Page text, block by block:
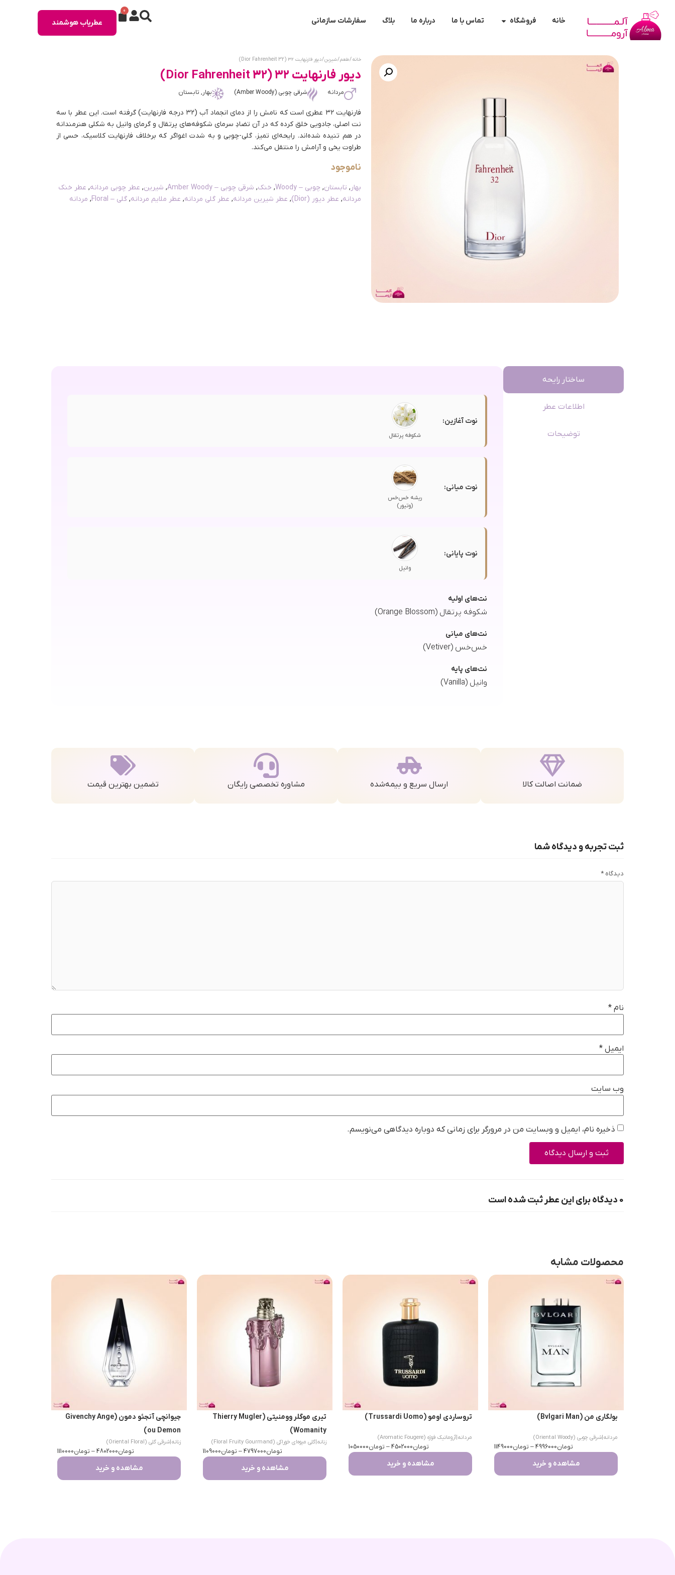
خانه فروشگاه تماس با ما درباره ما بلاگ سفارشات سازمانی
0
عطریاب هوشمند
خانه/طعم/شیرین/ دیور فارنهایت ۳۲ (Dior Fahrenheit 32)
دیور فارنهایت ۳۲ (Dior Fahrenheit 32)
مردانه شرقی چوبی (Amber Woody) بهار, تابستان
فارنهایت ۳۲ عطری است که نامش را از دمای انجماد آب (۳۲ درجه فارنهایت) گرفته است. این عطر با سه
نت اصلی، جادویی خلق کرده که در آن تضادِ سرمای شکوفه‌های پرتقال و گرمای وانیل به شکلی هنرمندانه
در هم تنیده شده‌اند. رایحه‌ای تمیز، گلی-چوبی و به شدت اغواگر که برخلاف فارنهایت کلاسیک، حسی از
طراوت یخی و آرامش را منتقل می‌کند.
ناموجود
بهار, تابستان, چوبی – Woody , خنک, شرقی چوبی – Amber Woody , شیرین, عطر چوبی مردانه, عطر خنک
مردانه, عطر دیور (Dior) , عطر شیرین مردانه, عطر گلی مردانه, عطر ملایم مردانه, گلی – Floral , مردانه
ساختار رایحه
اطلاعات عطر
توضیحات
نوت آغازین:
شکوفه پرتقال
نوت میانی:
ریشه خس‌خس
(وتیور)
نوت پایانی:
وانیل
نت‌های اولیه
شکوفه پرتقال (Orange Blossom)
نت‌های میانی
خس‌خس (Vetiver)
نت‌های پایه
وانیل (Vanilla)
ضمانت اصالت کالا ارسال سریع و بیمه‌شده مشاوره تخصصی رایگان تضمین بهترین قیمت
ثبت تجربه و دیدگاه شما
دیدگاه *
نام *
ایمیل *
وب‌ سایت
ذخیره نام، ایمیل و وبسایت من در مرورگر برای زمانی که دوباره دیدگاهی می‌نویسم.
0 دیدگاه برای این عطر ثبت شده است
محصولات مشابه
بولگاری من (Bvlgari Man)
مردانه شرقی چوبی (Oriental Woody)
تومان4996000
– تومان1149000
مشاهده و خرید
تروساردی اومو (Trussardi Uomo)
مردانه آروماتیک فوژه (Aromatic Fougere)
تومان4502000
– تومان1050000
مشاهده و خرید
تیری موگلر وومنیتی (Thierry Mugler
Womanity)
زنانه گلی میوه‌ای خوراکی (Floral Fruity Gourmand)
تومان4797000
– تومان1109000
مشاهده و خرید
جیوانچی آنجئو دمون (Givenchy Ange
ou Demon)
زنانه شرقی گلی (Oriental Floral)
تومان4802000
– تومان1110000
مشاهده و خرید